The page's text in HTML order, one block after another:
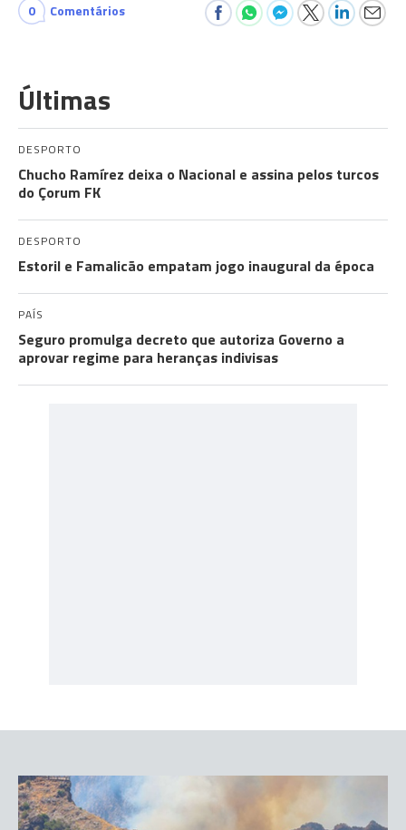
0 Comentários
Últimas
DESPORTO
Chucho Ramírez deixa o Nacional e assina pelos turcos
do Çorum FK
DESPORTO
Estoril e Famalicão empatam jogo inaugural da época
PAÍS
Seguro promulga decreto que autoriza Governo a
aprovar regime para heranças indivisas